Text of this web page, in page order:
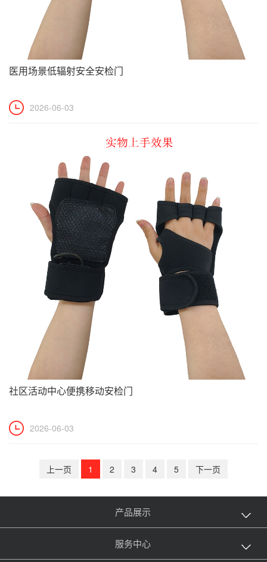
医用场景低辐射安全安检门
2026-06-03
社区活动中心便携移动安检门
2026-06-03
上一页 1 2 3 4 5 下一页
产品展示
服务中心